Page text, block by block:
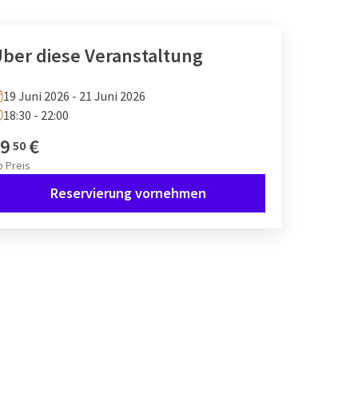
diese Veranstaltung
19 Juni 2026 - 21 Juni 2026
18:30 - 22:00
50 €
Preis
Reservierung vornehmen